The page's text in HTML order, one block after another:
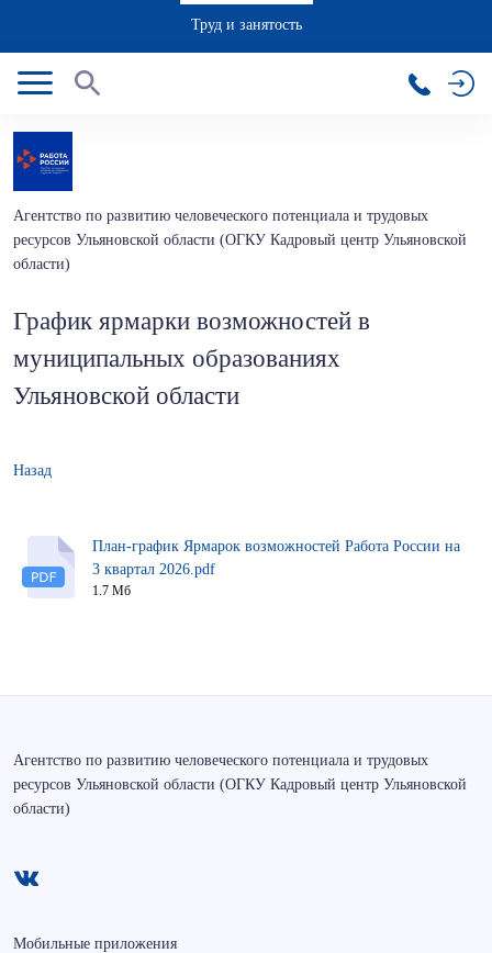
Труд и занятость
Агентство по развитию человеческого потенциала и трудовых
ресурсов Ульяновской области (ОГКУ Кадровый центр Ульяновской
области)
График ярмарки возможностей в
муниципальных образованиях
Ульяновской области
Назад
План-график Ярмарок возможностей Работа России на
3 квартал 2026.pdf
1.7 Мб
Агентство по развитию человеческого потенциала и трудовых
ресурсов Ульяновской области (ОГКУ Кадровый центр Ульяновской
области)
Мобильные приложения